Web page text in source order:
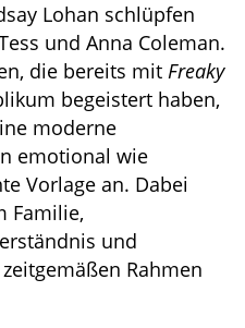
Lohan schlüpfen
und Anna Coleman.
die bereits mit Freaky
begeistert haben,
moderne
emotional wie
Vorlage an. Dabei
Familie,
und
Rahmen